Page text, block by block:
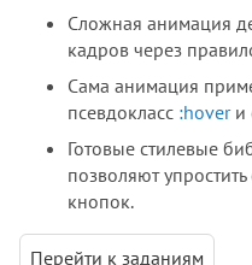
Сложная анимация
кадров через
Сама анимация
псевдокласс :hoverи
Готовые стилевые
позволяют
кнопок.
Перейти к заданиям